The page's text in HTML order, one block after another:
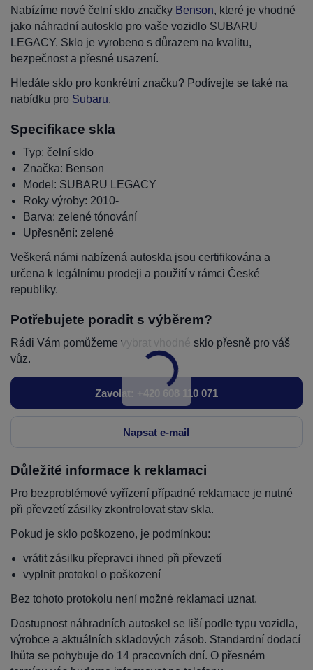
Nabízíme nové čelní sklo značky Benson, které je vhodné
jako náhradní autosklo pro vaše vozidlo SUBARU
LEGACY. Sklo je vyrobeno s důrazem na kvalitu,
bezpečnost a přesné usazení.
Hledáte sklo pro konkrétní značku? Podívejte se také na
nabídku pro Subaru.
Specifikace skla
Typ: čelní sklo
Značka: Benson
Model: SUBARU LEGACY
Roky výroby: 2010-
Barva: zelené tónování
Upřesnění: zelené
Veškerá námi nabízená autoskla jsou certifikována a
určena k legálnímu prodeji a použití v rámci České
republiky.
Potřebujete poradit s výběrem?
Rádi Vám pomůžeme vybrat vhodné sklo přesně pro váš
vůz.
Zavolat: +420 608 110 071
Napsat e-mail
Důležité informace k reklamaci
Pro bezproblémové vyřízení případné reklamace je nutné
při převzetí zásilky zkontrolovat stav skla.
Pokud je sklo poškozeno, je podmínkou:
vrátit zásilku přepravci ihned při převzetí
vyplnit protokol o poškození
Bez tohoto protokolu není možné reklamaci uznat.
Dostupnost náhradních autoskel se liší podle typu vozidla,
výrobce a aktuálních skladových zásob. Standardní dodací
lhůta se pohybuje do 14 pracovních dní. O přesném